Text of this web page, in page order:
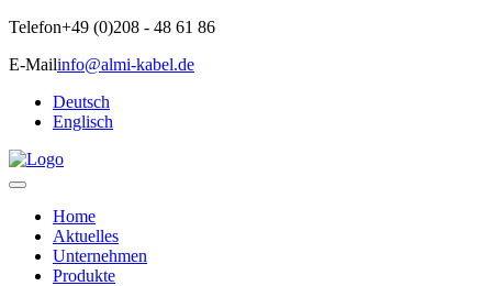
Telefon+49 (0)208 - 48 61 86
E-Mailinfo@almi-kabel.de
Deutsch
Englisch
Home
Aktuelles
Unternehmen
Produkte